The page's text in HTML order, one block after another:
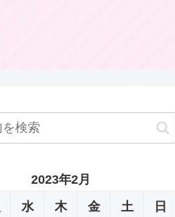
2023年2月
水 木 金 土
日